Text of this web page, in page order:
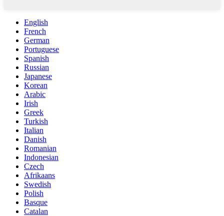
English
French
German
Portuguese
Spanish
Russian
Japanese
Korean
Arabic
Irish
Greek
Turkish
Italian
Danish
Romanian
Indonesian
Czech
Afrikaans
Swedish
Polish
Basque
Catalan